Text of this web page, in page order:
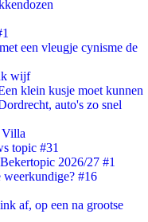
een vleugje cynisme de
wijf
klein kusje moet kunnen
auto's zo snel
Villa
topic #31
2026/27 #1
#16
af, op een na grootse